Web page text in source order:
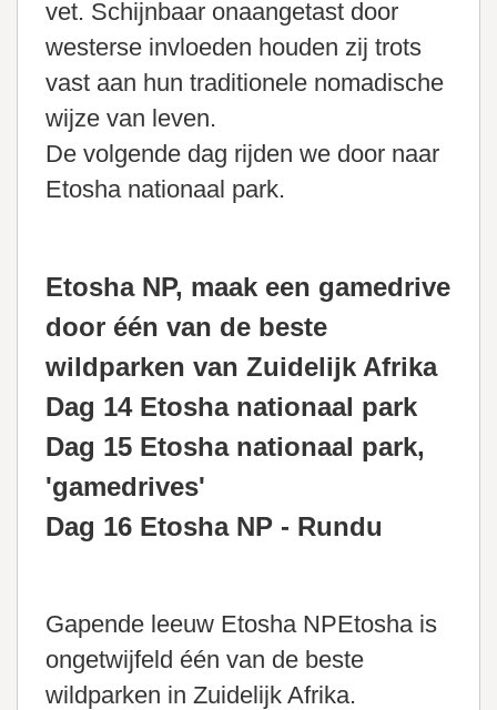
vet. Schijnbaar onaangetast door
westerse invloeden houden zij trots
vast aan hun traditionele nomadische
wijze van leven.
De volgende dag rijden we door naar
Etosha nationaal park.
Etosha NP, maak een gamedrive
door één van de beste
wildparken van Zuidelijk Afrika
Dag 14 Etosha nationaal park
Dag 15 Etosha nationaal park,
'gamedrives'
Dag 16 Etosha NP - Rundu
Gapende leeuw Etosha NPEtosha is
ongetwijfeld één van de beste
wildparken in Zuidelijk Afrika.